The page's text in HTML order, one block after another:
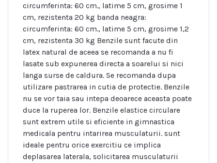
circumferinta: 60 cm., latime 5 cm, grosime 1
cm, rezistenta 20 kg banda neagra:
circumferinta: 60 cm., latime 5 cm, grosime 1,2
cm, rezistenta 30 kg Benzile sunt facute din
latex natural de aceea se recomanda a nu fi
lasate sub expunerea directa a soarelui si nici
langa surse de caldura. Se recomanda dupa
utilizare pastrarea in cutia de protectie. Benzile
nu se vor taia sau intepa deoarece aceasta poate
duce la ruperea lor. Benzile elastice circulare
sunt extrem utile si eficiente in gimnastica
medicala pentru intarirea musculaturii. sunt
ideale pentru orice exercitiu ce implica
deplasarea laterala, solicitarea musculaturii